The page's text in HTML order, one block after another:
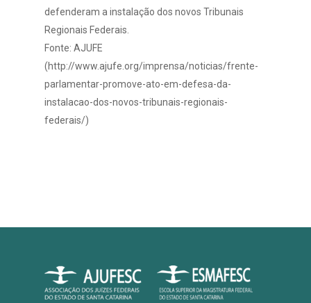
defenderam a instalação dos novos Tribunais
Regionais Federais.
Fonte: AJUFE
(http://www.ajufe.org/imprensa/noticias/frente-
parlamentar-promove-ato-em-defesa-da-
instalacao-dos-novos-tribunais-regionais-
federais/)